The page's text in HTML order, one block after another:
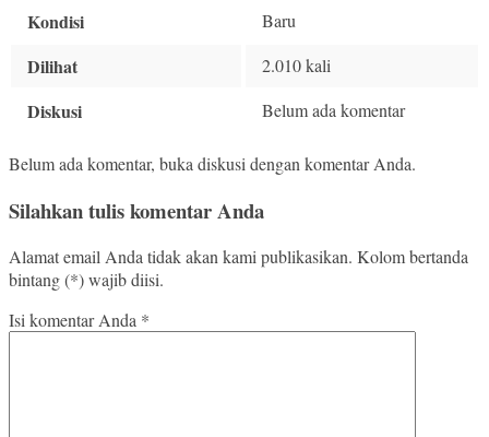
Kondisi Baru
Dilihat 2.010 kali
Diskusi Belum ada komentar
Belum ada komentar, buka diskusi dengan komentar Anda.
Silahkan tulis komentar Anda
Alamat email Anda tidak akan kami publikasikan. Kolom bertanda
bintang (*) wajib diisi.
Isi komentar Anda *